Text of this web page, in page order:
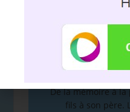
De la mémoire à la
fils à son père.